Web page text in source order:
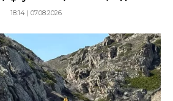
18:14 | 07.08.2026